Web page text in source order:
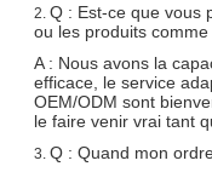
2. Q : Est-ce que vous
ou les produits
A : Nous avons la
efficace, le service
OEM/ODM sont
le faire venir vrai tant
3. Q : Quand mon